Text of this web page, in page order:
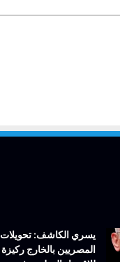
يسري الكاشف: تحويلات
المصريين بالخارج ركيزة